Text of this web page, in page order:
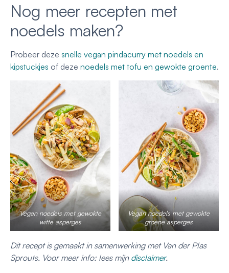
Nog meer recepten met
noedels maken?
Probeer deze snelle vegan pindacurry met noedels en
kipstuckjes of deze noedels met tofu en gewokte groente.
Vegan noedels met gewokte
witte asperges
Vegan noedels met gewokte
groene asperges
Dit recept is gemaakt in samenwerking met Van der Plas
Sprouts. Voor meer info: lees mijn disclaimer.